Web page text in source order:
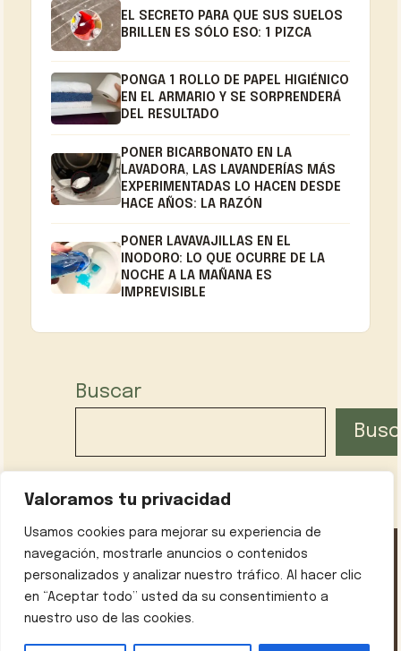
Valoramos tu privacidad
Usamos cookies para mejorar su experiencia de
navegación, mostrarle anuncios o contenidos
personalizados y analizar nuestro tráfico. Al hacer clic
en “Aceptar todo” usted da su consentimiento a
nuestro uso de las cookies.
EL SECRETO PARA QUE SUS SUELOS
BRILLEN ES SÓLO ESO: 1 PIZCA
PONGA 1 ROLLO DE PAPEL HIGIÉNICO
EN EL ARMARIO Y SE SORPRENDERÁ
DEL RESULTADO
PONER BICARBONATO EN LA
LAVADORA, LAS LAVANDERÍAS MÁS
EXPERIMENTADAS LO HACEN DESDE
HACE AÑOS: LA RAZÓN
PONER LAVAVAJILLAS EN EL
INODORO: LO QUE OCURRE DE LA
NOCHE A LA MAÑANA ES
IMPREVISIBLE
Buscar
Política de privacidad Contáctanos Sobre mí
Aviso legal